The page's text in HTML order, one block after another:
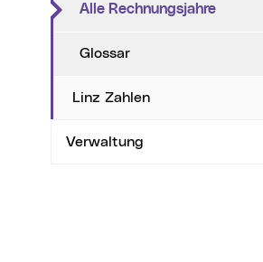
Alle Rechnungsjahre
Glossar
Linz Zahlen
Verwaltung